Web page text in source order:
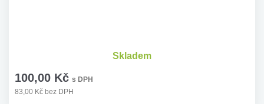
100,00 Kč s DPH
83,00 Kč bez DPH
Skladem